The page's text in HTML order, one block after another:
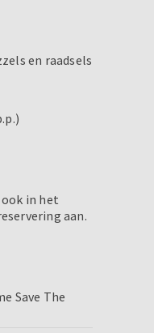
en raadsels
ook in het
aan.
Save The